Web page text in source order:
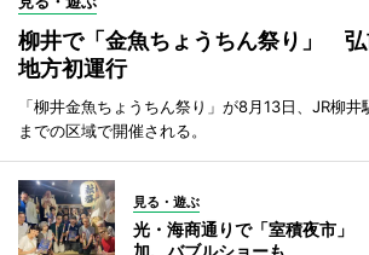
柳井で「金魚ちょうちん祭り」 弘
地方初運行
「柳井金魚ちょうちん祭り」が8月13日、JR柳
までの区域で開催される。
見る・遊ぶ
光・海商通りで「室積夜市」
加、バブルショーも